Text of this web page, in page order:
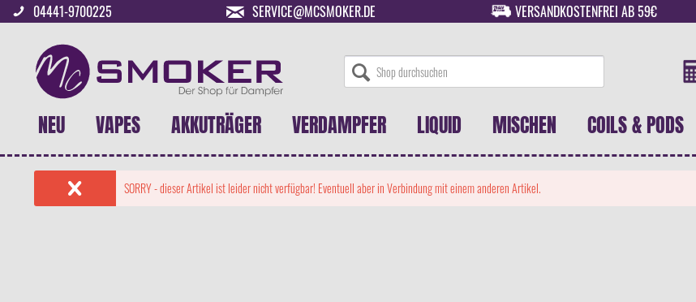
04441-9700225 SERVICE@MCSMOKER.DE VERSANDKOSTENFREI AB 59€
NEU VAPES AKKUTRÄGER VERDAMPFER LIQUID MISCHEN COILS & PODS
SORRY - dieser Artikel ist leider nicht verfügbar! Eventuell aber in Verbindung mit einem anderen Artikel.